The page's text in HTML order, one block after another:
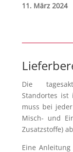
11. März 2024
Die
Standortes ist
muss bei
Misch- und
Zusatzstoffe)
Eine